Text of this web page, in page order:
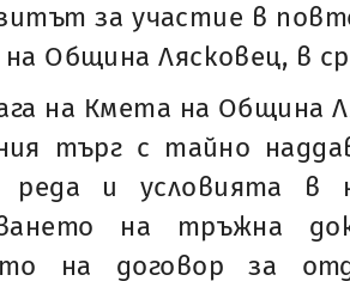
за участие в
Община Лясковец, в
на Кмета на Община
търг с тайно
реда и условията в
на тръжна
на договор за